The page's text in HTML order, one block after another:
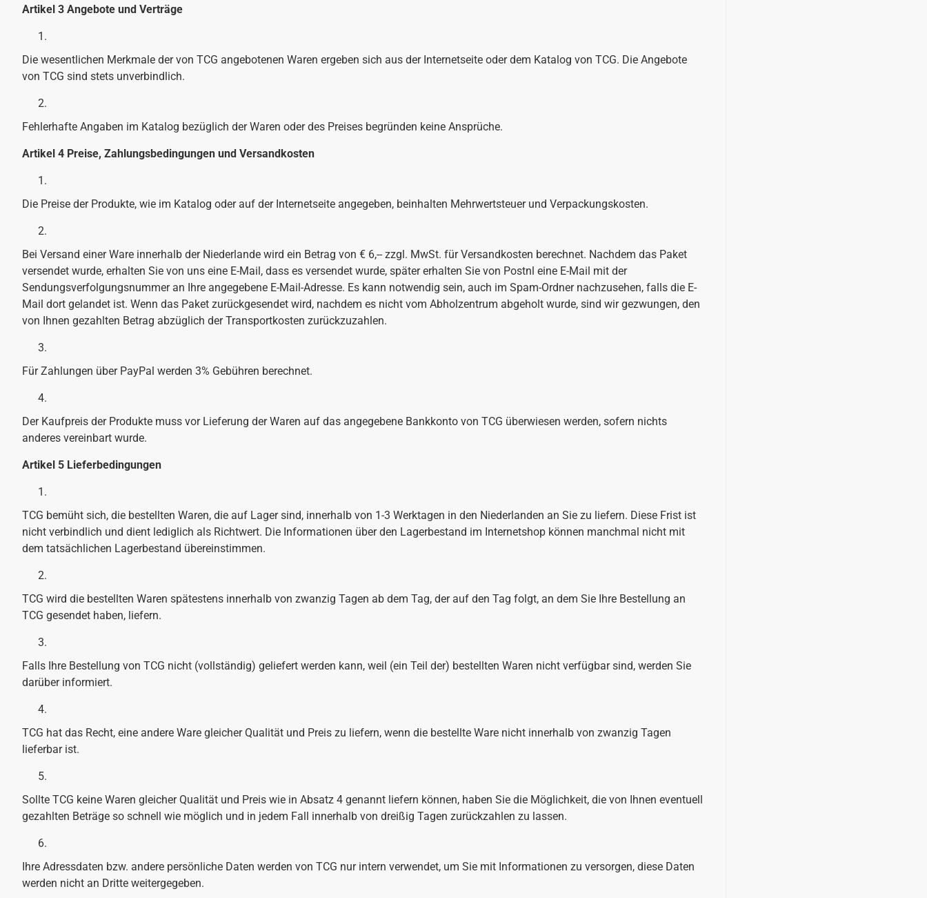
Artikel 3 Angebote und Verträge
Die wesentlichen Merkmale der von TCG angebotenen Waren ergeben sich aus der Internetseite oder dem Katalog von TCG. Die Angebote
von TCG sind stets unverbindlich.
Fehlerhafte Angaben im Katalog bezüglich der Waren oder des Preises begründen keine Ansprüche.
Artikel 4 Preise, Zahlungsbedingungen und Versandkosten
Die Preise der Produkte, wie im Katalog oder auf der Internetseite angegeben, beinhalten Mehrwertsteuer und Verpackungskosten.
Bei Versand einer Ware innerhalb der Niederlande wird ein Betrag von € 6,-- zzgl. MwSt. für Versandkosten berechnet. Nachdem das Paket
versendet wurde, erhalten Sie von uns eine E-Mail, dass es versendet wurde, später erhalten Sie von Postnl eine E-Mail mit der
Sendungsverfolgungsnummer an Ihre angegebene E-Mail-Adresse. Es kann notwendig sein, auch im Spam-Ordner nachzusehen, falls die E-
Mail dort gelandet ist. Wenn das Paket zurückgesendet wird, nachdem es nicht vom Abholzentrum abgeholt wurde, sind wir gezwungen, den
von Ihnen gezahlten Betrag abzüglich der Transportkosten zurückzuzahlen.
Für Zahlungen über PayPal werden 3% Gebühren berechnet.
Der Kaufpreis der Produkte muss vor Lieferung der Waren auf das angegebene Bankkonto von TCG überwiesen werden, sofern nichts
anderes vereinbart wurde.
Artikel 5 Lieferbedingungen
TCG bemüht sich, die bestellten Waren, die auf Lager sind, innerhalb von 1-3 Werktagen in den Niederlanden an Sie zu liefern. Diese Frist ist
nicht verbindlich und dient lediglich als Richtwert. Die Informationen über den Lagerbestand im Internetshop können manchmal nicht mit
dem tatsächlichen Lagerbestand übereinstimmen.
TCG wird die bestellten Waren spätestens innerhalb von zwanzig Tagen ab dem Tag, der auf den Tag folgt, an dem Sie Ihre Bestellung an
TCG gesendet haben, liefern.
Falls Ihre Bestellung von TCG nicht (vollständig) geliefert werden kann, weil (ein Teil der) bestellten Waren nicht verfügbar sind, werden Sie
darüber informiert.
TCG hat das Recht, eine andere Ware gleicher Qualität und Preis zu liefern, wenn die bestellte Ware nicht innerhalb von zwanzig Tagen
lieferbar ist.
Sollte TCG keine Waren gleicher Qualität und Preis wie in Absatz 4 genannt liefern können, haben Sie die Möglichkeit, die von Ihnen eventuell
gezahlten Beträge so schnell wie möglich und in jedem Fall innerhalb von dreißig Tagen zurückzahlen zu lassen.
Ihre Adressdaten bzw. andere persönliche Daten werden von TCG nur intern verwendet, um Sie mit Informationen zu versorgen, diese Daten
werden nicht an Dritte weitergegeben.